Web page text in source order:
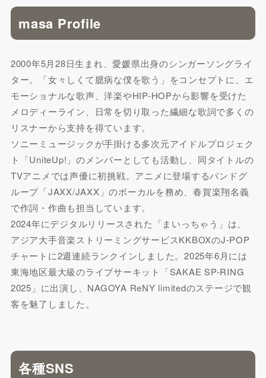
masa Profile
2000年5月28日生まれ、愛媛県出身のシンガーソングライ
ター。「女々しくて臆病な僕を歌う」をコンセプトに、エ
モーショナルな歌声、洋楽やHIP-HOPから影響を受けた
メロディーライン、日常を切り取った繊細な歌詞で多くの
リスナーから支持を得ています。
ソニーミュージックが手掛ける多次元アイドルプロジェク
ト「UniteUp!」のメンバーとしても活動し、同タイトルの
TVアニメでは声優に初挑戦。アニメに登場するバンドグ
ループ「JAXX/JAXX」のボーカルを務め、春賀楽翔名義
で作詞・作曲も担当しています。
2024年にデジタルリリースされた「まいっちゃう」は、
アジア大手音楽ストリーミングサービスKKBOXのJ-POP
チャートに2週連続ランクインしました。2025年6月には
東海地区最大級のライブサーキット「SAKAE SP-RING
2025」に出演し、NAGOYA ReNY limitedのステージで観
客を魅了しました。
各種SNS